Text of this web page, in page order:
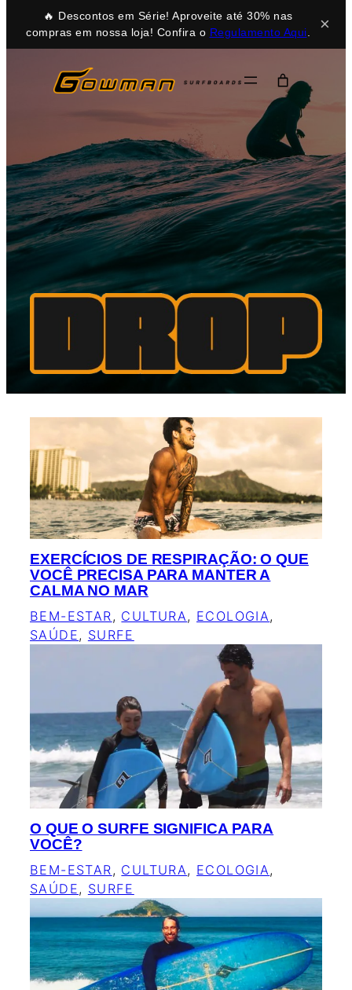
🔥 Descontos em Série! Aproveite até 30% nas
compras em nossa loja! Confira o Regulamento Aqui ×
EXERCÍCIOS DE RESPIRAÇÃO: O QUE
VOCÊ PRECISA PARA MANTER A
CALMA NO MAR
BEM-ESTAR , CULTURA , ECOLOGIA
SAÚDE , SURFE
O QUE O SURFE SIGNIFICA PARA
VOCÊ?
BEM-ESTAR , CULTURA , ECOLOGIA
SAÚDE , SURFE